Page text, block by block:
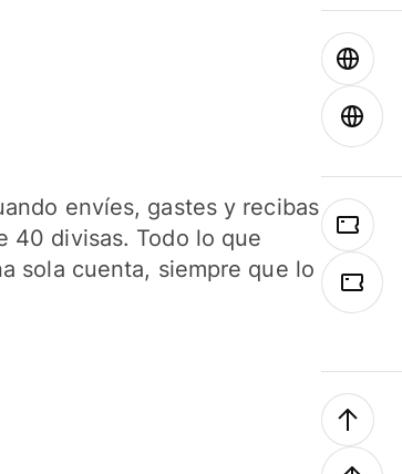
envíes, gastes y recibas
40 divisas. Todo lo que
sola cuenta, siempre que lo